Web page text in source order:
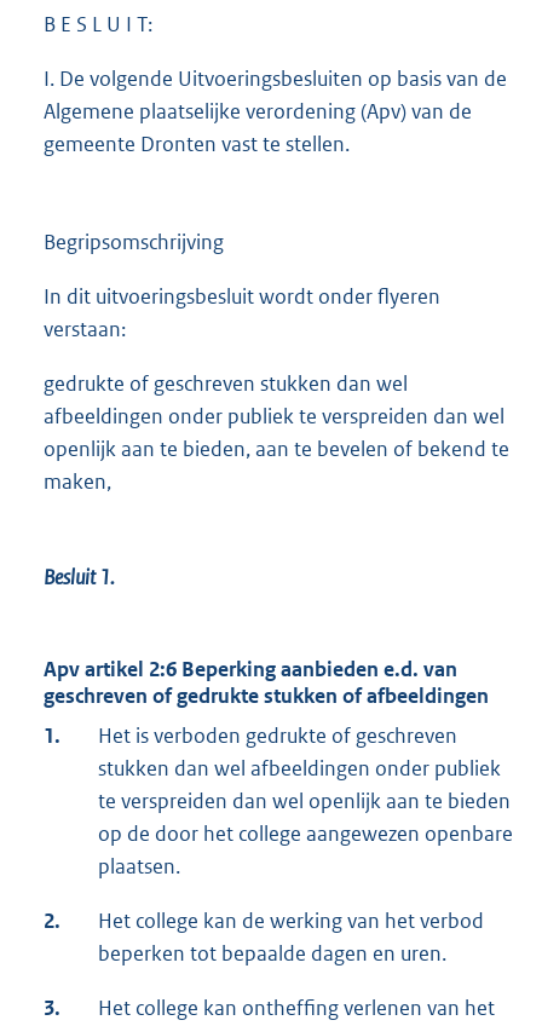
B E S L U I T:
I. De volgende Uitvoeringsbesluiten op basis van de
Algemene plaatselijke verordening (Apv) van de
gemeente Dronten vast te stellen.
Begripsomschrijving
In dit uitvoeringsbesluit wordt onder flyeren
verstaan:
gedrukte of geschreven stukken dan wel
afbeeldingen onder publiek te verspreiden dan wel
openlijk aan te bieden, aan te bevelen of bekend te
maken,
Besluit 1.
Apv artikel 2:6 Beperking aanbieden e.d. van
geschreven of gedrukte stukken of afbeeldingen
1.
Het is verboden gedrukte of geschreven
stukken dan wel afbeeldingen onder publiek
te verspreiden dan wel openlijk aan te bieden
op de door het college aangewezen openbare
plaatsen.
2.
Het college kan de werking van het verbod
beperken tot bepaalde dagen en uren.
3.
Het college kan ontheffing verlenen van het